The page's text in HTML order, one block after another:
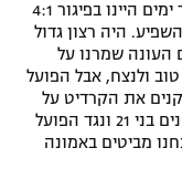
מאמץ ונראה שהשחקנים זכרו שלפני מספר ימים היינו בפיגור 4:1
היה רצון גדול
העונה שמרנו על
ולנצח, אבל הפועל
את הקרדיט על
המאמץ הגדול שעשו. יש באשדוד 7/8 שחקנים בני 21 ונגד הפועל
הרוש. אנחנו מביטים באמונה